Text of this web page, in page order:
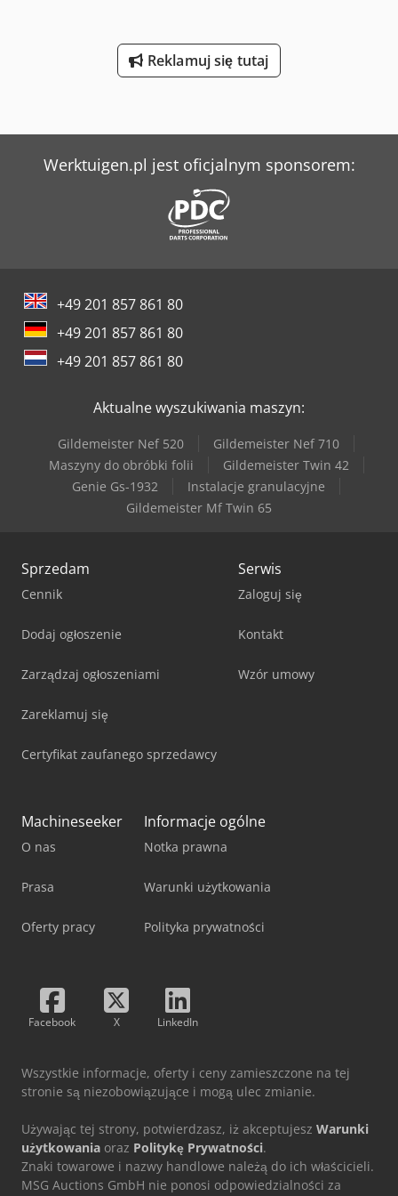
Reklamuj się tutaj
Werktuigen.pl jest oficjalnym sponsorem:
+49 201 857 861 80
+49 201 857 861 80
+49 201 857 861 80
Aktualne wyszukiwania maszyn:
Gildemeister Nef 520
Gildemeister Nef 710
Maszyny do obróbki folii
Gildemeister Twin 42
Genie Gs-1932
Instalacje granulacyjne
Gildemeister Mf Twin 65
Sprzedam
Cennik
Dodaj ogłoszenie
Zarządzaj ogłoszeniami
Zareklamuj się
Certyfikat zaufanego sprzedawcy
Serwis
Zaloguj się
Kontakt
Wzór umowy
Machineseeker
O nas
Prasa
Oferty pracy
Informacje ogólne
Notka prawna
Warunki użytkowania
Polityka prywatności
Facebook X LinkedIn
Wszystkie informacje, oferty i ceny zamieszczone na tej
stronie są niezobowiązujące i mogą ulec zmianie.
Używając tej strony, potwierdzasz, iż akceptujesz Warunki
użytkowania oraz Politykę Prywatności.
Znaki towarowe i nazwy handlowe należą do ich właścicieli.
MSG Auctions GmbH nie ponosi odpowiedzialności za